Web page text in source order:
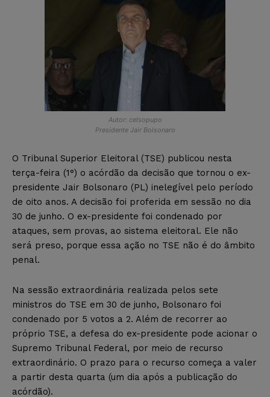
Autor: celsopupo
Presidente Jair Bolsonaro
O Tribunal Superior Eleitoral (TSE) publicou nesta
terça-feira (1°) o acórdão da decisão que tornou o ex-
presidente Jair Bolsonaro (PL) inelegível pelo período
de oito anos. A decisão foi proferida em sessão no dia
30 de junho. O ex-presidente foi condenado por
ataques, sem provas, ao sistema eleitoral. Ele não
será preso, porque essa ação no TSE não é do âmbito
penal.
Na sessão extraordinária realizada pelos sete
ministros do TSE em 30 de junho, Bolsonaro foi
condenado por 5 votos a 2. Além de recorrer ao
próprio TSE, a defesa do ex-presidente pode acionar o
Supremo Tribunal Federal, por meio de recurso
extraordinário. O prazo para o recurso começa a valer
a partir desta quarta (um dia após a publicação do
acórdão).